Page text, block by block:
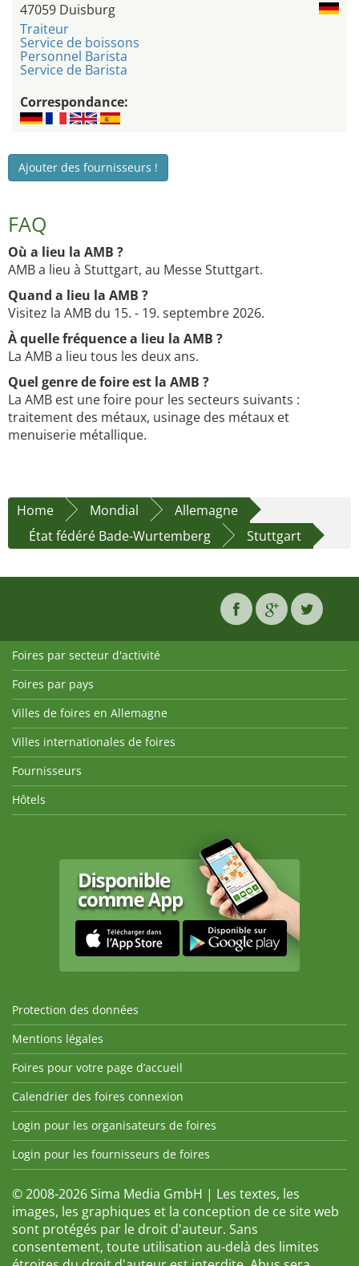
47059 Duisburg
Traiteur
Service de boissons
Personnel Barista
Service de Barista
Correspondance:
Ajouter des fournisseurs !
FAQ
Où a lieu la AMB ?
AMB a lieu à Stuttgart, au Messe Stuttgart.
Quand a lieu la AMB ?
Visitez la AMB du 15. - 19. septembre 2026.
À quelle fréquence a lieu la AMB ?
La AMB a lieu tous les deux ans.
Quel genre de foire est la AMB ?
La AMB est une foire pour les secteurs suivants :
traitement des métaux, usinage des métaux et
menuiserie métallique.
Home Mondial
Allemagne
État fédéré Bade-Wurtemberg
Stuttgart
Foires par secteur d'activité
Foires par pays
Villes de foires en Allemagne
Villes internationales de foires
Fournisseurs
Hôtels
Protection des données
Mentions légales
Foires pour votre page d’accueil
Calendrier des foires connexion
Login pour les organisateurs de foires
Login pour les fournisseurs de foires
© 2008-2026 Sima Media GmbH | Les textes, les
images, les graphiques et la conception de ce site web
sont protégés par le droit d'auteur. Sans
consentement, toute utilisation au-delà des limites